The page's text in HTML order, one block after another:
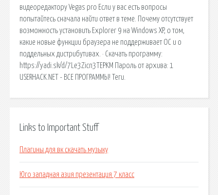
видеоредактору Vegas pro Если у вас есть вопросы
попытайтесь сначала найти ответ в теме. Почему отсутствует
возможность установить Explorer 9 на Windows XP, о том,
какие новые функции браузера не поддерживает ОС и о
поддельных дистрибутивах. · Скачать программу:
https://yadi.sk/d/7Le3Zicn3TEPKM Пароль от архива: 1
USERHACK.NET - ВСЕ ПРОГРАММЫ! Теги.
Links to Important Stuff
Плагины для вк скачать музыку
Юго западная азия презентация 7 класс